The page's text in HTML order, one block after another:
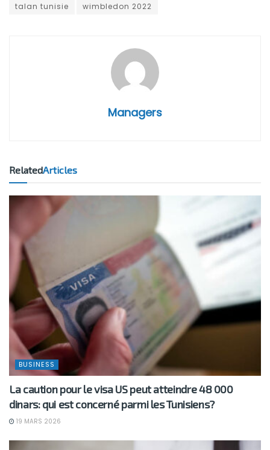
talan tunisie
wimbledon 2022
Managers
RelatedArticles
BUSINESS
La caution pour le visa US peut atteindre 48 000
dinars: qui est concerné parmi les Tunisiens?
19 MARS 2026